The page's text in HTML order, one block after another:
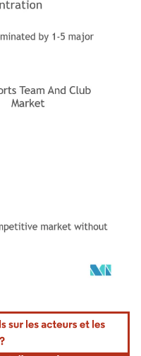
une attribution sous CC BY